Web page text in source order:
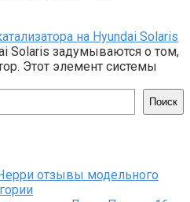
на Hyundai Solaris
Solaris задумываются о том,
Этот элемент системы
Поиск
отзывы модельного